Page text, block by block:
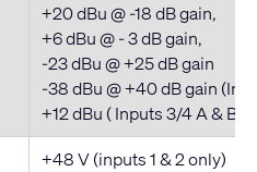
+20 dBu @ -18 dB gain,
+6 dBu @ - 3 dB gain,
-23 dBu @ +25 dB gain
-38 dBu @ +40 dB gain
+12 dBu ( Inputs 3/4 A & B)
+48 V (inputs 1 & 2 only)